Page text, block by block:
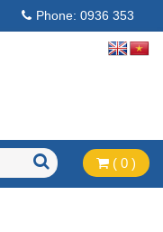
Phone: 0936 353
( 0 )